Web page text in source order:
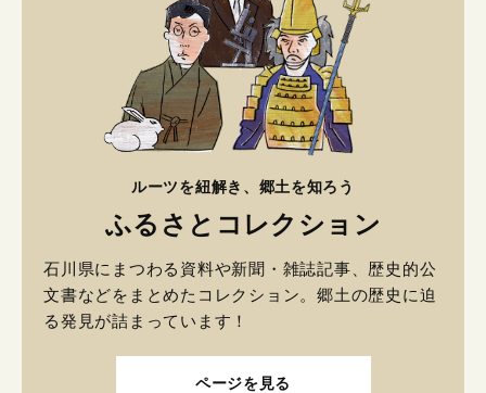
ルーツを紐解き、郷土を知ろう
ふるさとコレクション
石川県にまつわる資料や新聞・雑誌記事、歴史的公
文書などをまとめたコレクション。郷土の歴史に迫
る発見が詰まっています！
ページを見る